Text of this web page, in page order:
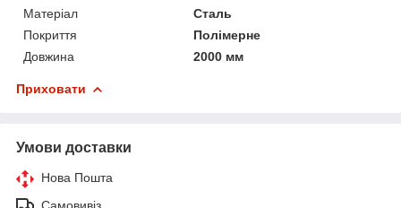
Матеріал
Сталь
Покриття
Полімерне
Довжина
2000 мм
Приховати
Умови доставки
Нова Пошта
Самовивіз